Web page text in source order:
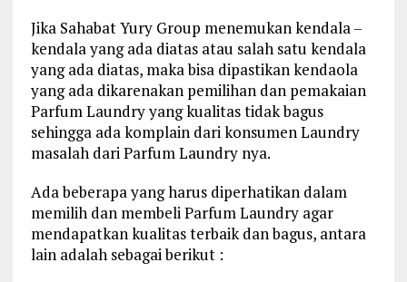
Jika Sahabat Yury Group menemukan kendala –
kendala yang ada diatas atau salah satu kendala
yang ada diatas, maka bisa dipastikan kendaola
yang ada dikarenakan pemilihan dan pemakaian
Parfum Laundry yang kualitas tidak bagus
sehingga ada komplain dari konsumen Laundry
masalah dari Parfum Laundry nya.
Ada beberapa yang harus diperhatikan dalam
memilih dan membeli Parfum Laundry agar
mendapatkan kualitas terbaik dan bagus, antara
lain adalah sebagai berikut :